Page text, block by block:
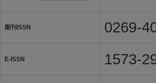
期刊ISSN 0269-
E-ISSN 1573-